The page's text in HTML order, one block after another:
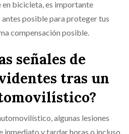
en bicicleta, es importante
posible para proteger tus
compensación posible.
señales de
tras un
algunas lesiones
inmediato y tardar horas o incluso